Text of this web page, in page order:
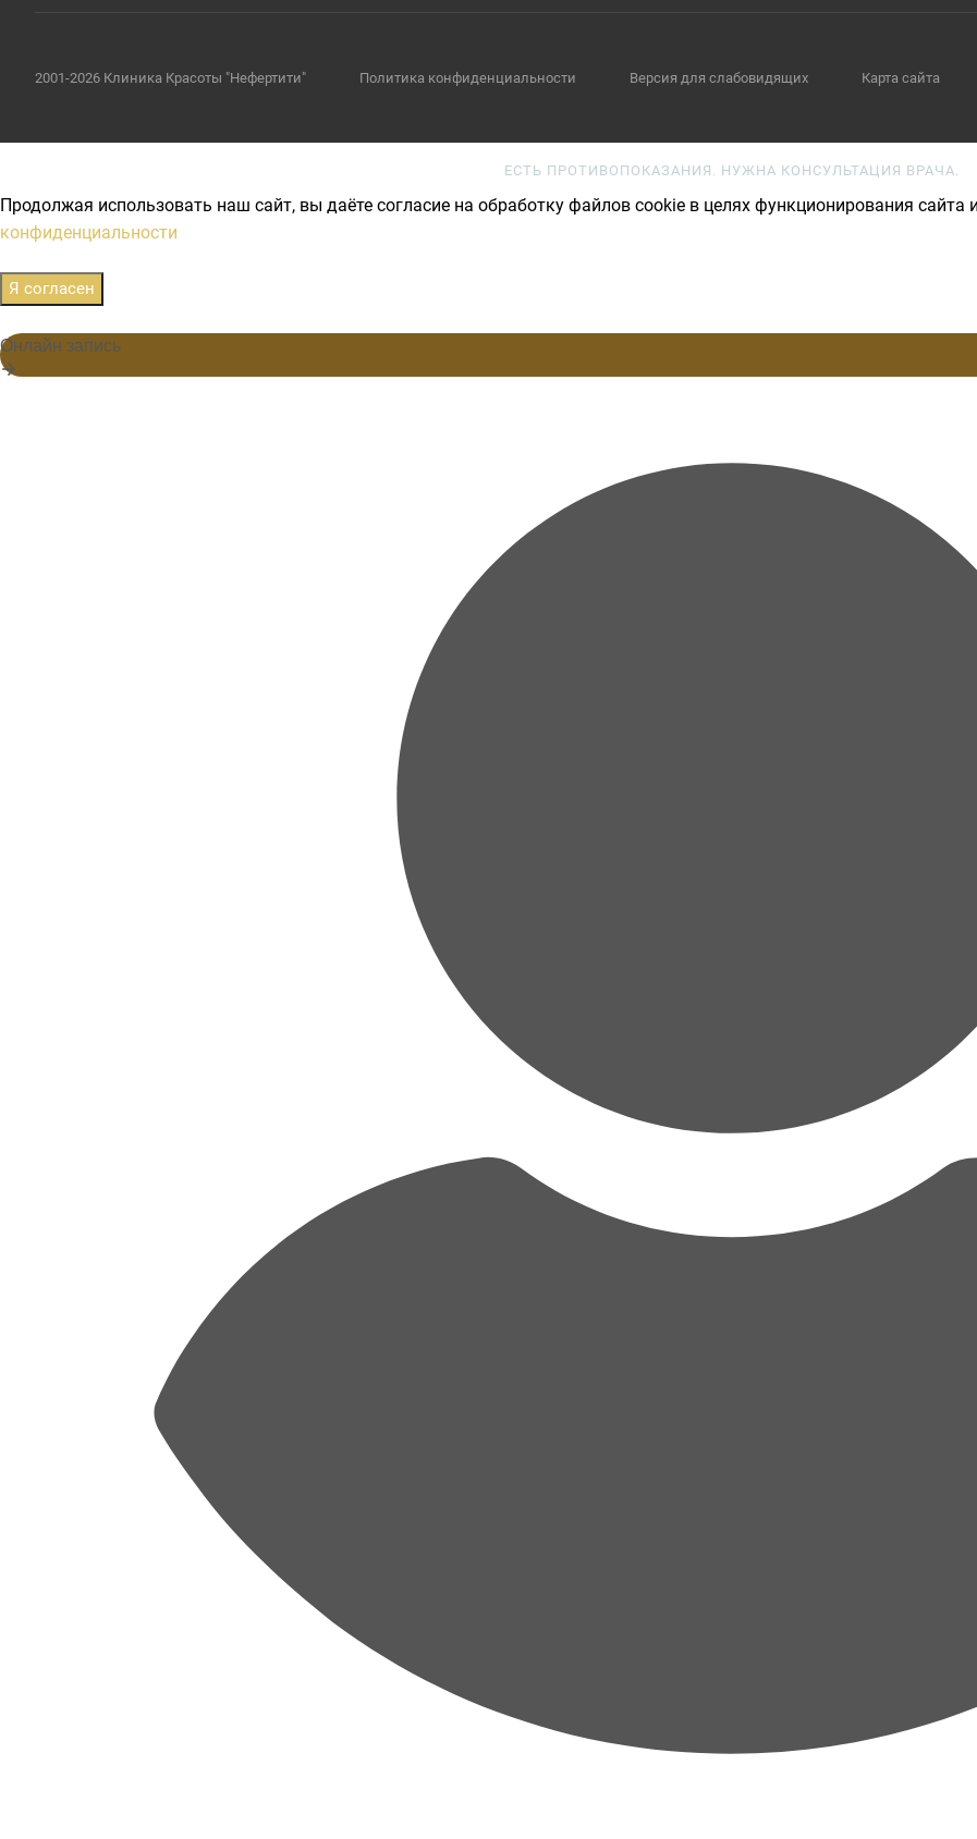
2001-2026 Клиника Красоты "Нефертити" Политика конфиденциальности Версия для слабовидящих Карта сайта
ЕСТЬ ПРОТИВОПОКАЗАНИЯ. НУЖНА КОНСУЛЬТАЦИЯ ВРАЧА.
Продолжая использовать наш сайт, вы даёте согласие на обработку файлов cookie в целях функционирования сайта
конфиденциальности
Я согласен